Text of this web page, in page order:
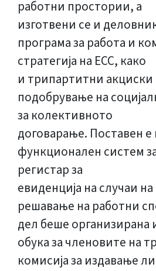
работни простории, а
изготвени се и
програма за работа и
стратегија на ЕСС, како
и трипартитни акциски
подобрување на
за колективното
договарање. Поставен
функционален систем
регистар за
евиденција на случаи
решавање на работни
дел беше организирана
обука за членовите на
комисија за издавање